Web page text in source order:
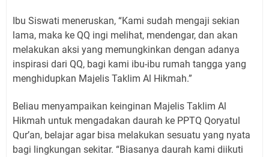
Ibu Siswati meneruskan, “Kami sudah mengaji sekian
lama, maka ke QQ ingi melihat, mendengar, dan akan
melakukan aksi yang memungkinkan dengan adanya
inspirasi dari QQ, bagi kami ibu-ibu rumah tangga yang
menghidupkan Majelis Taklim Al Hikmah.”
Beliau menyampaikan keinginan Majelis Taklim Al
Hikmah untuk mengadakan daurah ke PPTQ Qoryatul
Qur’an, belajar agar bisa melakukan sesuatu yang nyata
bagi lingkungan sekitar. “Biasanya daurah kami diikuti